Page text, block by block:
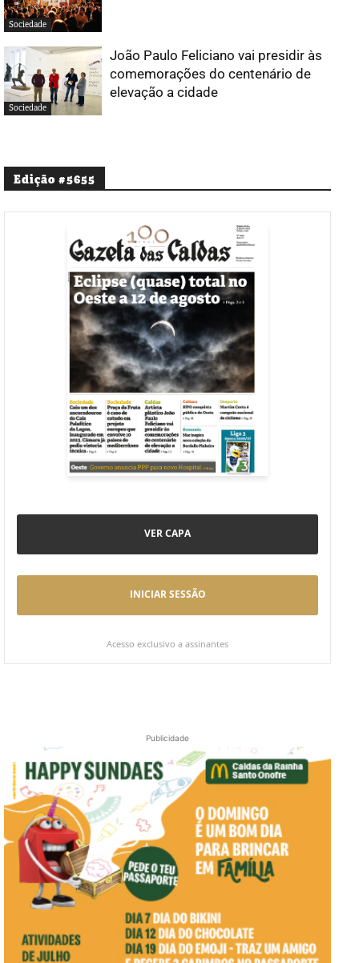
Sociedade
Sociedade
João Paulo Feliciano vai presidir às
comemorações do centenário de
elevação a cidade
Edição #5655
VER CAPA
INICIAR SESSÃO
Acesso exclusivo a assinantes
Publicidade